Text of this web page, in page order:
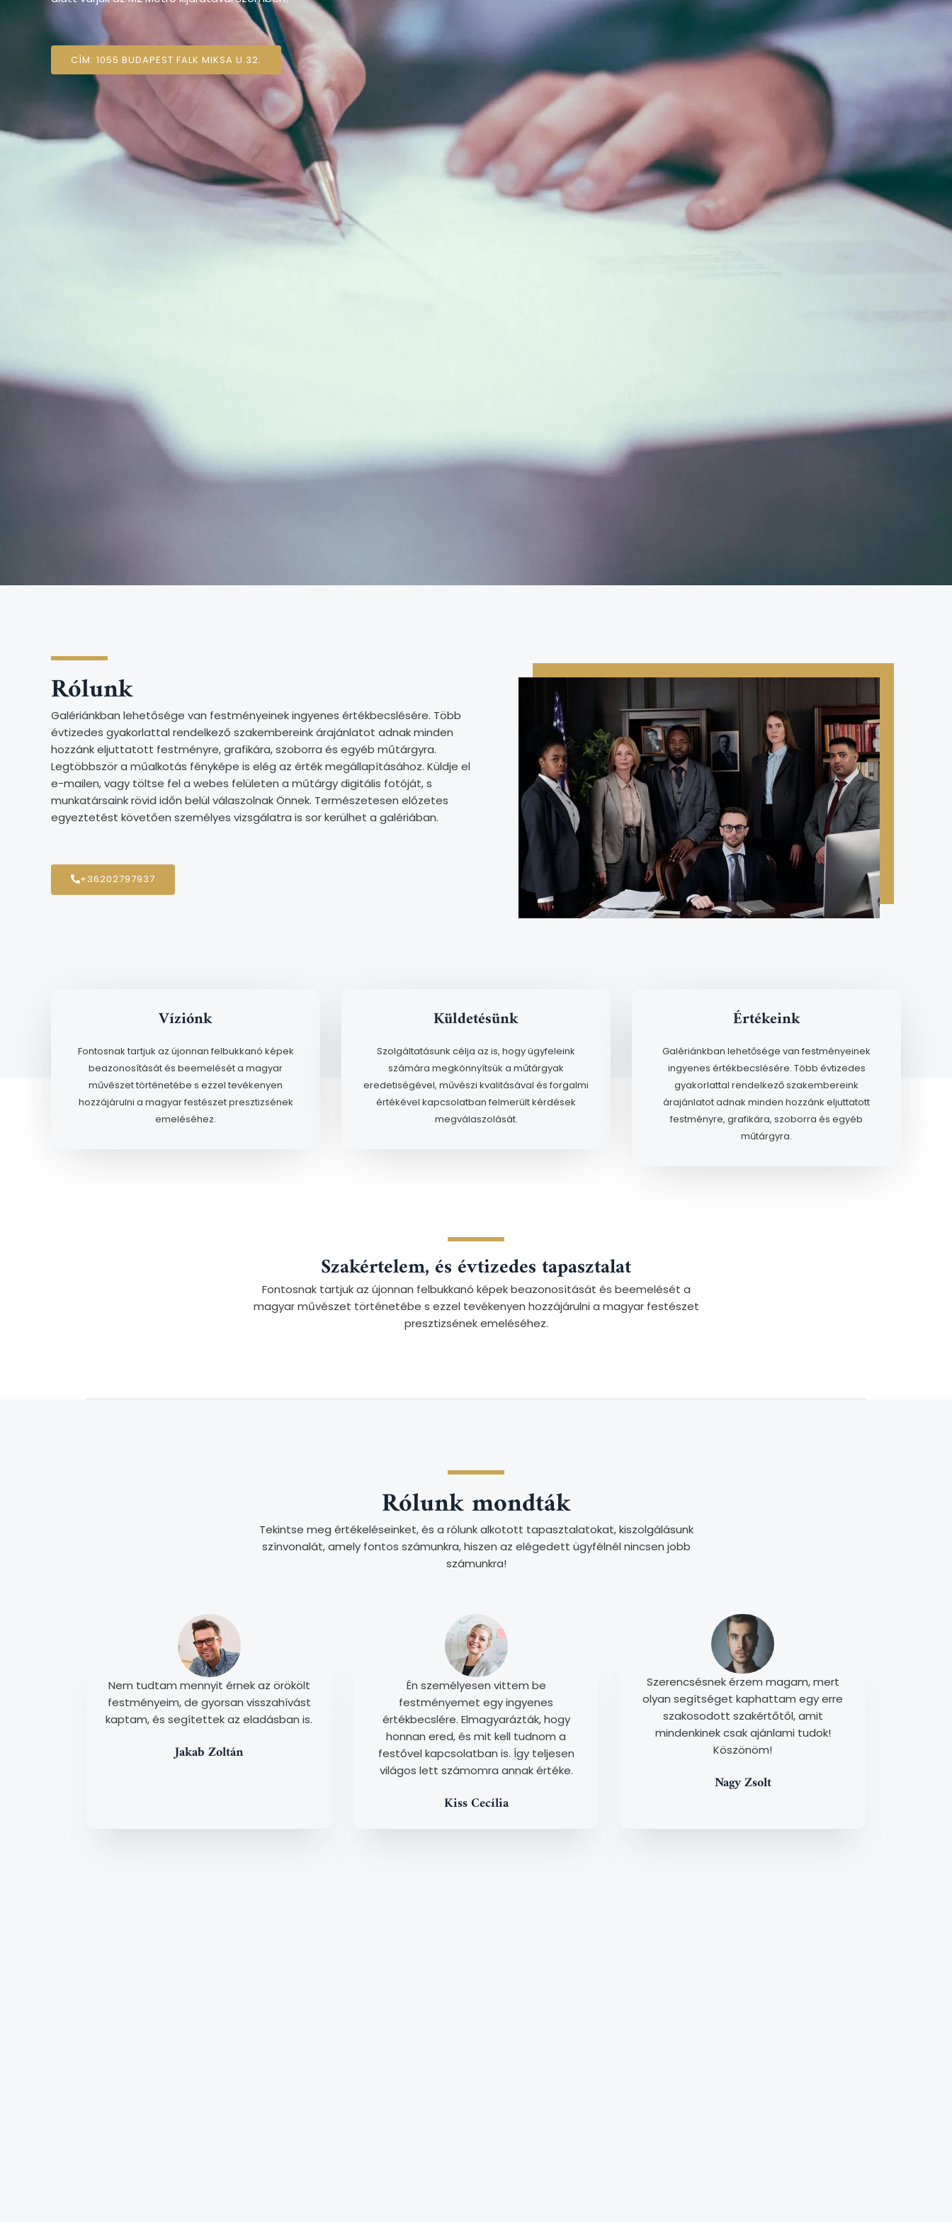
CÍM: 1055 BUDAPEST FALK MIKSA U.32.
Rólunk
Galériánkban lehetősége van festményeinek ingyenes értékbecslésére. Több
évtizedes gyakorlattal rendelkező szakembereink árajánlatot adnak minden
hozzánk eljuttatott festményre, grafikára, szoborra és egyéb műtárgyra.
Legtöbbször a műalkotás fényképe is elég az érték megállapításához. Küldje el
e-mailen, vagy töltse fel a webes felületen a műtárgy digitális fotóját, s
munkatársaink rövid időn belül válaszolnak Önnek. Természetesen előzetes
egyeztetést követően személyes vizsgálatra is sor kerülhet a galériában.
+36202797937
Víziónk
Fontosnak tartjuk az újonnan felbukkanó képek
beazonosítását és beemelését a magyar
művészet történetébe s ezzel tevékenyen
hozzájárulni a magyar festészet presztizsének
emeléséhez.
Küldetésünk
Szolgáltatásunk célja az is, hogy ügyfeleink
számára megkönnyítsük a műtárgyak
eredetiségével, művészi kvalitásával és forgalmi
értékével kapcsolatban felmerült kérdések
megválaszolását.
Értékeink
Galériánkban lehetősége van festményeinek
ingyenes értékbecslésére. Több évtizedes
gyakorlattal rendelkező szakembereink
árajánlatot adnak minden hozzánk eljuttatott
festményre, grafikára, szoborra és egyéb
műtárgyra.
Szakértelem, és évtizedes tapasztalat
Fontosnak tartjuk az újonnan felbukkanó képek beazonosítását és beemelését a
magyar művészet történetébe s ezzel tevékenyen hozzájárulni a magyar festészet
presztizsének emeléséhez.
Rólunk mondták
Tekintse meg értékeléseinket, és a rólunk alkotott tapasztalatokat, kiszolgálásunk
színvonalát, amely fontos számunkra, hiszen az elégedett ügyfélnél nincsen jobb
számunkra!
Nem tudtam mennyit érnek az örökölt
festményeim, de gyorsan visszahívást
kaptam, és segítettek az eladásban is.
Jakab Zoltán
Én személyesen vittem be
festményemet egy ingyenes
értékbecslére. Elmagyarázták, hogy
honnan ered, és mit kell tudnom a
festővel kapcsolatban is. Így teljesen
világos lett számomra annak értéke.
Kiss Cecília
Szerencsésnek érzem magam, mert
olyan segítséget kaphattam egy erre
szakosodott szakértőtől, amit
mindenkinek csak ajánlami tudok!
Köszönöm!
Nagy Zsolt